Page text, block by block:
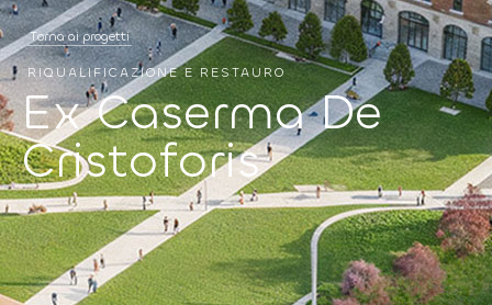
Torna ai progetti
RIQUALIFICAZIONE E RESTAURO
Ex Caserma De
Cristoforis